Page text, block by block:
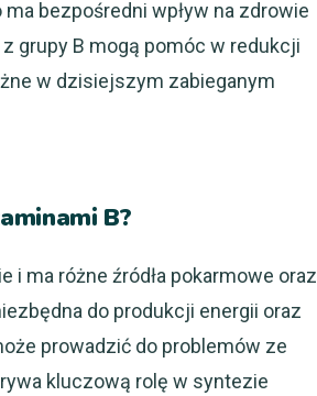
bezpośredni wpływ na zdrowie
grupy B mogą pomóc w redukcji
w dzisiejszym zabieganym
B?
i ma różne źródła pokarmowe oraz
do produkcji energii oraz
prowadzić do problemów ze
kluczową rolę w syntezie